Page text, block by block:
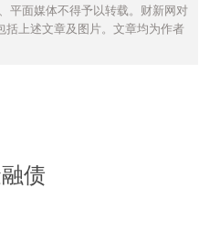
平面媒体不得予以转载。财新网对
括上述文章及图片。文章均为作者
债